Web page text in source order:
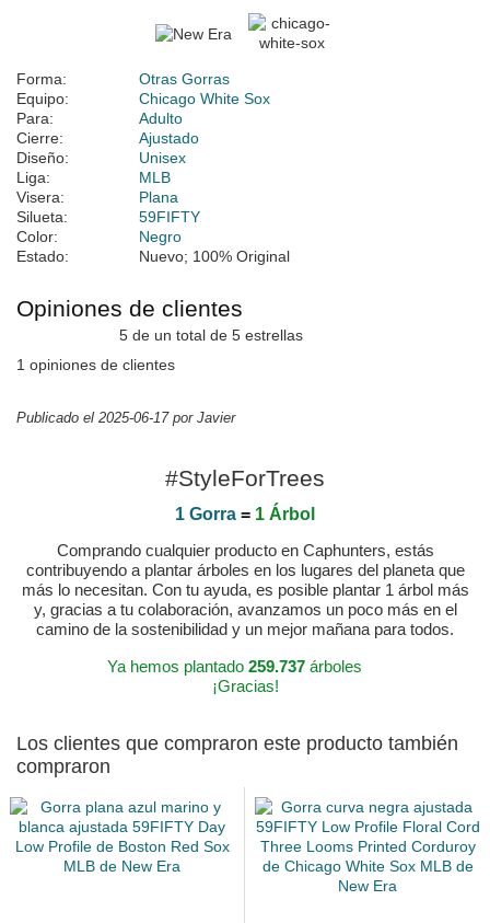
Forma:
Otras Gorras
Equipo:
Chicago White Sox
Para:
Adulto
Cierre:
Ajustado
Diseño:
Unisex
Liga:
MLB
Visera:
Plana
Silueta:
59FIFTY
Color:
Negro
Estado:
Nuevo; 100% Original
Opiniones de clientes
5 de un total de 5 estrellas
1 opiniones de clientes
Publicado el 2025-06-17 por Javier
#StyleForTrees
1 Gorra = 1 Árbol
Comprando cualquier producto en Caphunters, estás
contribuyendo a plantar árboles en los lugares del planeta que
más lo necesitan. Con tu ayuda, es posible plantar 1 árbol más
y, gracias a tu colaboración, avanzamos un poco más en el
camino de la sostenibilidad y un mejor mañana para todos.
Ya hemos plantado 259.737 árboles
¡Gracias!
Los clientes que compraron este producto también
compraron